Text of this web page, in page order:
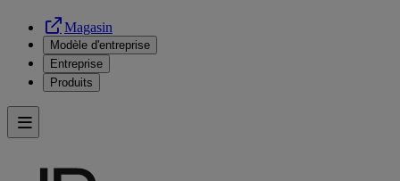
Magasin
Modèle d'entreprise
Entreprise
Produits